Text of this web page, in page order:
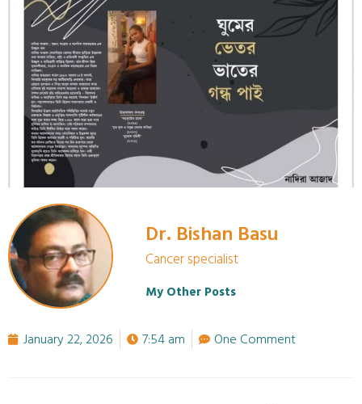
Dr. Bishan Basu
Cancer specialist
My Other Posts
January 22, 2026 7:54 am One Comment